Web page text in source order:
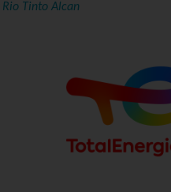
Rio Tinto Alcan